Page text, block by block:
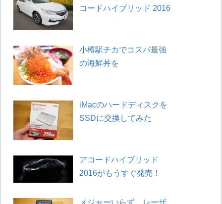
コードハイブリッド 2016
小樽駅チカでコスパ最強
の海鮮丼を
iMacのハードディスクを
SSDに交換してみた
アコードハイブリッド
2016がもうすぐ発売！
メジャーいらず、レーザ